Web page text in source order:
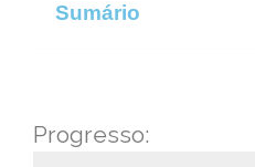
Sumário
Progresso: